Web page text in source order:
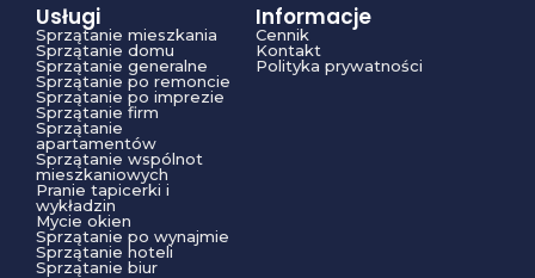
Usługi
Sprzątanie mieszkania
Sprzątanie domu
Sprzątanie generalne
Sprzątanie po remoncie
Sprzątanie po imprezie
Sprzątanie firm
Sprzątanie
apartamentów
Sprzątanie wspólnot
mieszkaniowych
Pranie tapicerki i
wykładzin
Mycie okien
Sprzątanie po wynajmie
Sprzątanie hoteli
Sprzątanie biur
Informacje
Cennik
Kontakt
Polityka prywatności